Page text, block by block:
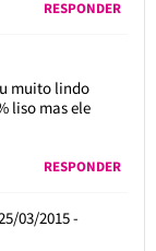
RESPONDER
muito lindo
liso mas ele
RESPONDER
03/2015 -